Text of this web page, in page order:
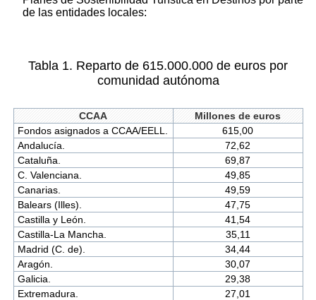
de las entidades locales:
Tabla 1. Reparto de 615.000.000 de euros por
comunidad autónoma
CCAA
Millones de euros
Fondos asignados a CCAA/EELL.
615,00
Andalucía.
72,62
Cataluña.
69,87
C. Valenciana.
49,85
Canarias.
49,59
Balears (Illes).
47,75
Castilla y León.
41,54
Castilla-La Mancha.
35,11
Madrid (C. de).
34,44
Aragón.
30,07
Galicia.
29,38
Extremadura.
27,01